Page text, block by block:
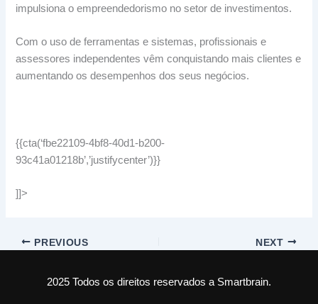
impulsiona o empreendedorismo no setor de investimentos.
Com o uso de ferramentas e sistemas, profissionais e
assessores independentes vêm conquistando mais clientes e
aumentando os desempenhos dos seus negócios.
{{cta(‘fbe22109-4bf8-40d1-b200-
93c41a01218b’,’justifycenter’)}}
]]>
PREVIOUS NEXT
2025 Todos os direitos reservados a Smartbrain.